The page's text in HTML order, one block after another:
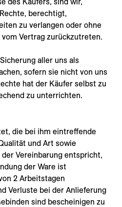
berechtigt,
zu verlangen oder ohne
Vertrag zurückzutreten.
aller uns als
sofern sie nicht von uns
hat der Käufer selbst zu
zu unterrichten.
die bei ihm eintreffende
und Art sowie
Vereinbarung entspricht,
der Ware ist
2 Arbeitstagen
Verluste bei der Anlieferung
sind bescheinigen zu